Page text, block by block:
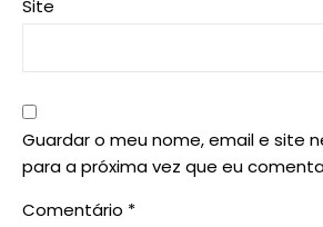
Site
Guardar o meu nome, email e site
para a próxima vez que eu
Comentário *